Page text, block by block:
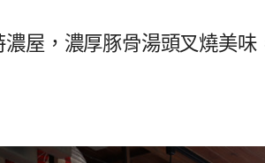
屋，濃厚豚骨湯頭叉燒美